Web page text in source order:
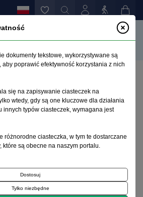
metaboliczne po
atypowych u dzieci i
3-4
dokumenty tekstowe, wykorzystywane są
poprawić efektywność korzystania z nich
się na zapisywanie ciasteczek na
wtedy, gdy są one kluczowe dla działania
innych typów ciasteczek, wymagana jest
różnorodne ciasteczka, w tym te dostarczane
które są obecne na naszym portalu.
Dostosuj
Tylko niezbędne